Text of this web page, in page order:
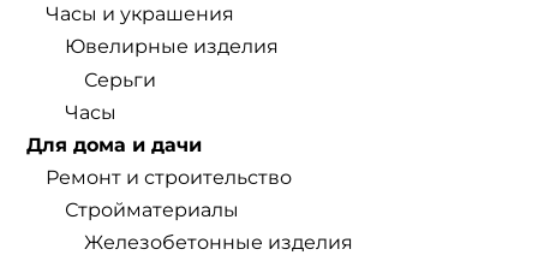
Часы и украшения
Ювелирные изделия
Серьги
Часы
Для дома и дачи
Ремонт и строительство
Стройматериалы
Железобетонные изделия